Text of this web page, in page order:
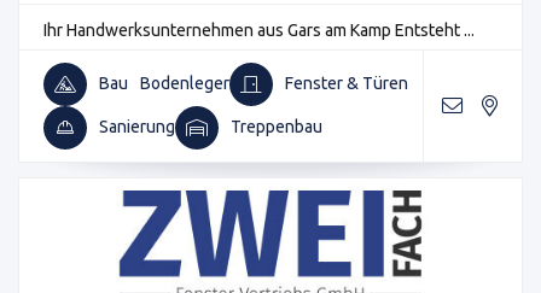
Ihr Handwerksunternehmen aus Gars am Kamp Entsteht ...
Bau Bodenleger Fenster & Türen
Sanierung Treppenbau